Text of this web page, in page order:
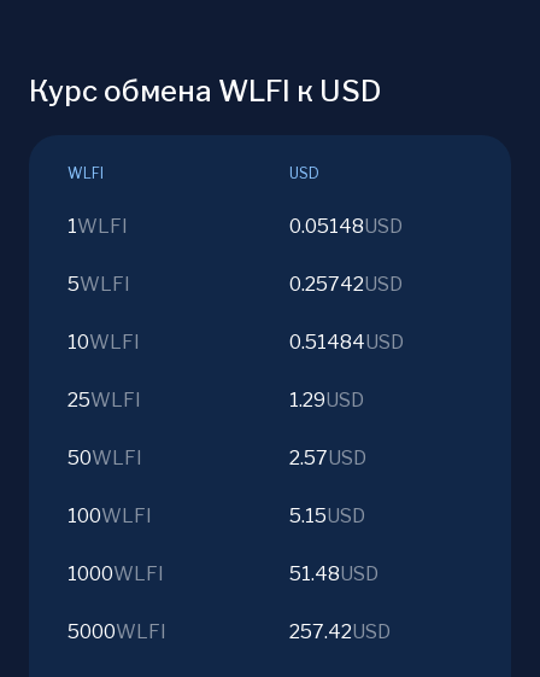
Курс обмена WLFI к USD
WLFI USD
1WLFI 0.05148USD
5WLFI 0.25742USD
10WLFI 0.51484USD
25WLFI 1.29USD
50WLFI 2.57USD
100WLFI 5.15USD
1000WLFI 51.48USD
5000WLFI 257.42USD